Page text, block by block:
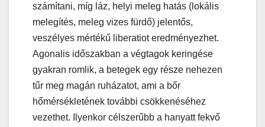
számítani, míg láz, helyi meleg hatás (lokális
melegítés, meleg vizes fürdő) jelentős,
veszélyes mértékű liberatiot eredményezhet.
Agonalis időszakban a végtagok keringése
gyakran romlik, a betegek egy része nehezen
tűr meg magán ruházatot, ami a bőr
hőmérsékletének további csökkenéséhez
vezethet. Ilyenkor célszerűbb a hanyatt fekvő